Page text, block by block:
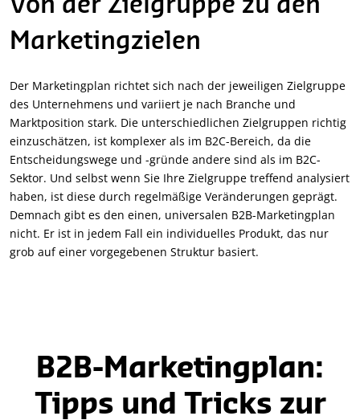
Von der Zielgruppe zu den
Marketingzielen
Der Marketingplan richtet sich nach der jeweiligen Zielgruppe
des Unternehmens und variiert je nach Branche und
Marktposition stark. Die unterschiedlichen Zielgruppen richtig
einzuschätzen, ist komplexer als im B2C-Bereich, da die
Entscheidungswege und -gründe andere sind als im B2C-
Sektor. Und selbst wenn Sie Ihre Zielgruppe treffend analysiert
haben, ist diese durch regelmäßige Veränderungen geprägt.
Demnach gibt es den einen, universalen B2B-Marketingplan
nicht. Er ist in jedem Fall ein individuelles Produkt, das nur
grob auf einer vorgegebenen Struktur basiert.
B2B-Marketingplan:
Tipps und Tricks zur